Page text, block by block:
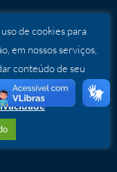
de cookies para
em nossos serviços,
conteúdo de seu